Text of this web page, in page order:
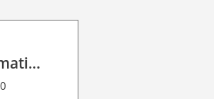
decal sublimation paper 70 C performance